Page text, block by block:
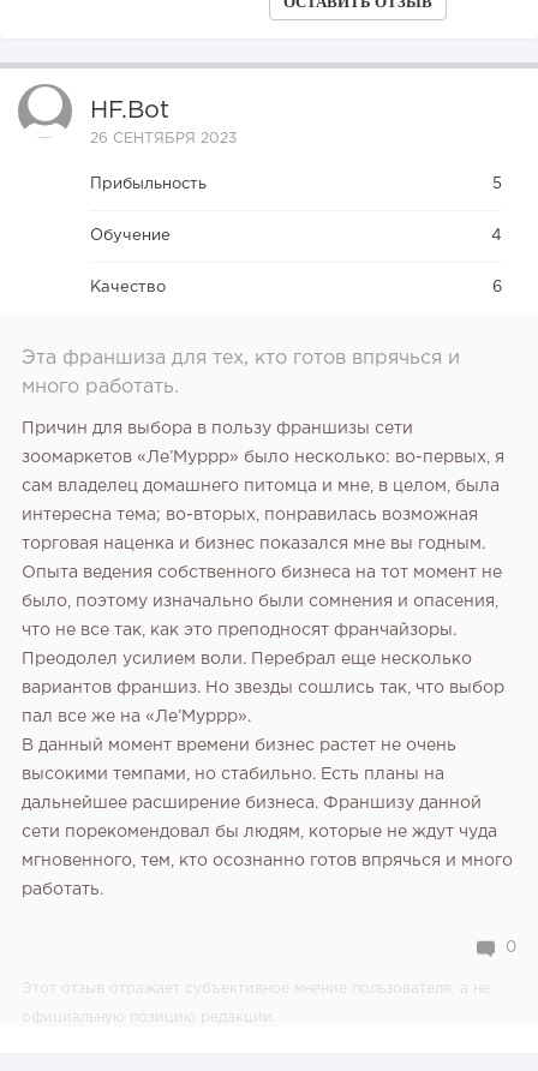
HF.bot
26 СЕНТЯБРЯ 2023
Прибыльность 5
Обучение 4
Качество 6
Эта франшиза для тех, кто готов впрячься и
много работать.
Причин для выбора в пользу франшизы сети
зоомаркетов «Ле’Муррр» было несколько: во-первых, я
сам владелец домашнего питомца и мне, в целом, была
интересна тема; во-вторых, понравилась возможная
торговая наценка и бизнес показался мне вы годным.
Опыта ведения собственного бизнеса на тот момент не
было, поэтому изначально были сомнения и опасения,
что не все так, как это преподносят франчайзоры.
Преодолел усилием воли. Перебрал еще несколько
вариантов франшиз. Но звезды сошлись так, что выбор
пал все же на «Ле’Муррр».
В данный момент времени бизнес растет не очень
высокими темпами, но стабильно. Есть планы на
дальнейшее расширение бизнеса. Франшизу данной
сети порекомендовал бы людям, которые не ждут чуда
мгновенного, тем, кто осознанно готов впрячься и много
работать.
0
Этот отзыв отражает субъективное мнение пользователя, а не
официальную позицию редакции.